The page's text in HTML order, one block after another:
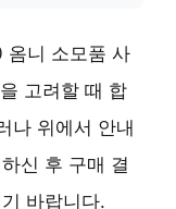
옴니 소모품 사
고려할 때 합
나 위에서 안내
신 후 구매 결
바랍니다.